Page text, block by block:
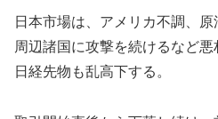
日本市場は、アメリカ不調、
周辺諸国に攻撃を続けるなど悪
日経先物も乱高下する。